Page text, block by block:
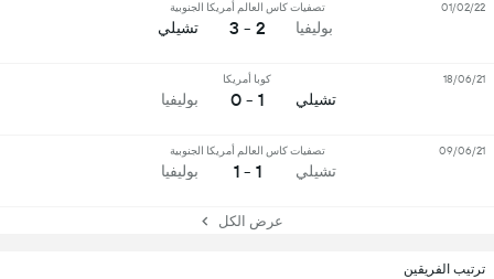
ترتيب الفريقين
بوليفيا
تصفيات كاس العالم أمريكا الجنوبية
2 - 3 تشيلي
01/02/22
تشيلي
كوبا أمريكا
1 - 0 بوليفيا
18/06/21
تشيلي
تصفيات كاس العالم أمريكا الجنوبية
1 - 1 بوليفيا
09/06/21
عرض الكل